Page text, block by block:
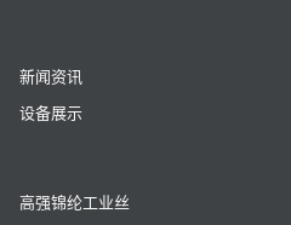
新闻资讯
设备展示
高强锦纶工业丝